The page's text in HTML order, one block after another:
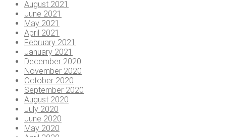
August 2021
June 2021
May 2021
April 2021
February 2021
January 2021
December 2020
November 2020
October 2020
September 2020
August 2020
July 2020
June 2020
May 2020